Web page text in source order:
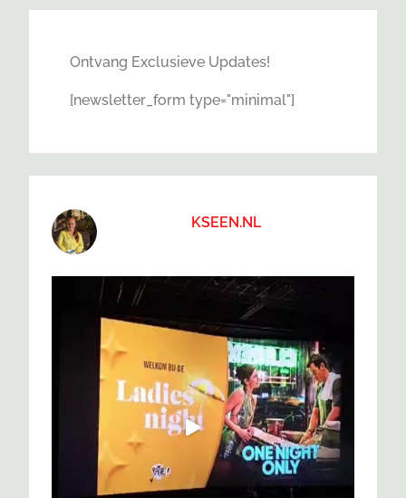
Ontvang Exclusieve Updates!
[newsletter_form type="minimal"]
KSEEN.NL